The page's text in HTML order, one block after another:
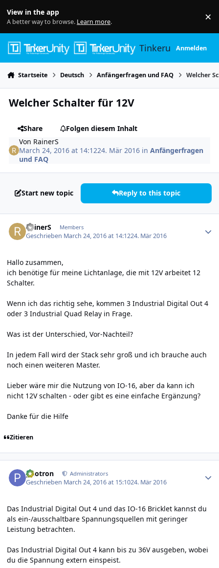
View in the app
A better way to browse. Learn more. ×
TinkerunityAnmelden
Startseite Deutsch Anfängerfragen und FAQ Welcher
Welcher Schalter für 12V
Share
Folgen diesem Inhalt
Von RainerS
March 24, 2016 at 14:1224. Mär 2016 inAnfängerfragen
und FAQ
Start new topic Reply to this topic
RainerS Members
Geschrieben March 24, 2016 at 14:1224. Mär 2016
Hallo zusammen,
ich benötige für meine Lichtanlage, die mit 12V arbeitet 12
Schalter.
Wenn ich das richtig sehe, kommen 3 Industrial Digital Out 4
oder 3 Industrial Quad Relay in Frage.
Was ist der Unterschied, Vor-Nachteil?
In jedem Fall wird der Stack sehr groß und ich brauche auch
noch einen weiteren Master.
Lieber wäre mir die Nutzung von IO-16, aber da kann ich
nicht 12V schalten - oder gibt es eine einfache Ergänzung?
Danke für die Hilfe
Zitieren
photron Administrators
Geschrieben March 24, 2016 at 15:1024. Mär 2016
Das Industrial Digital Out 4 und das IO-16 Bricklet kannst du
als ein-/ausschaltbare Spannungsquellen mit geringer
Leistung betrachten.
Das Industrial Digital Out 4 kann bis zu 36V ausgeben, wobei
du die Spannung extern einspeist.